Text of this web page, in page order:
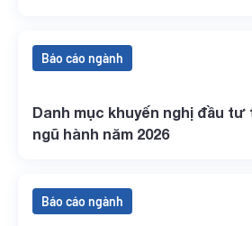
Báo cáo ngành
Danh mục khuyến nghị đầu
ngũ hành năm 2026
Báo cáo ngành